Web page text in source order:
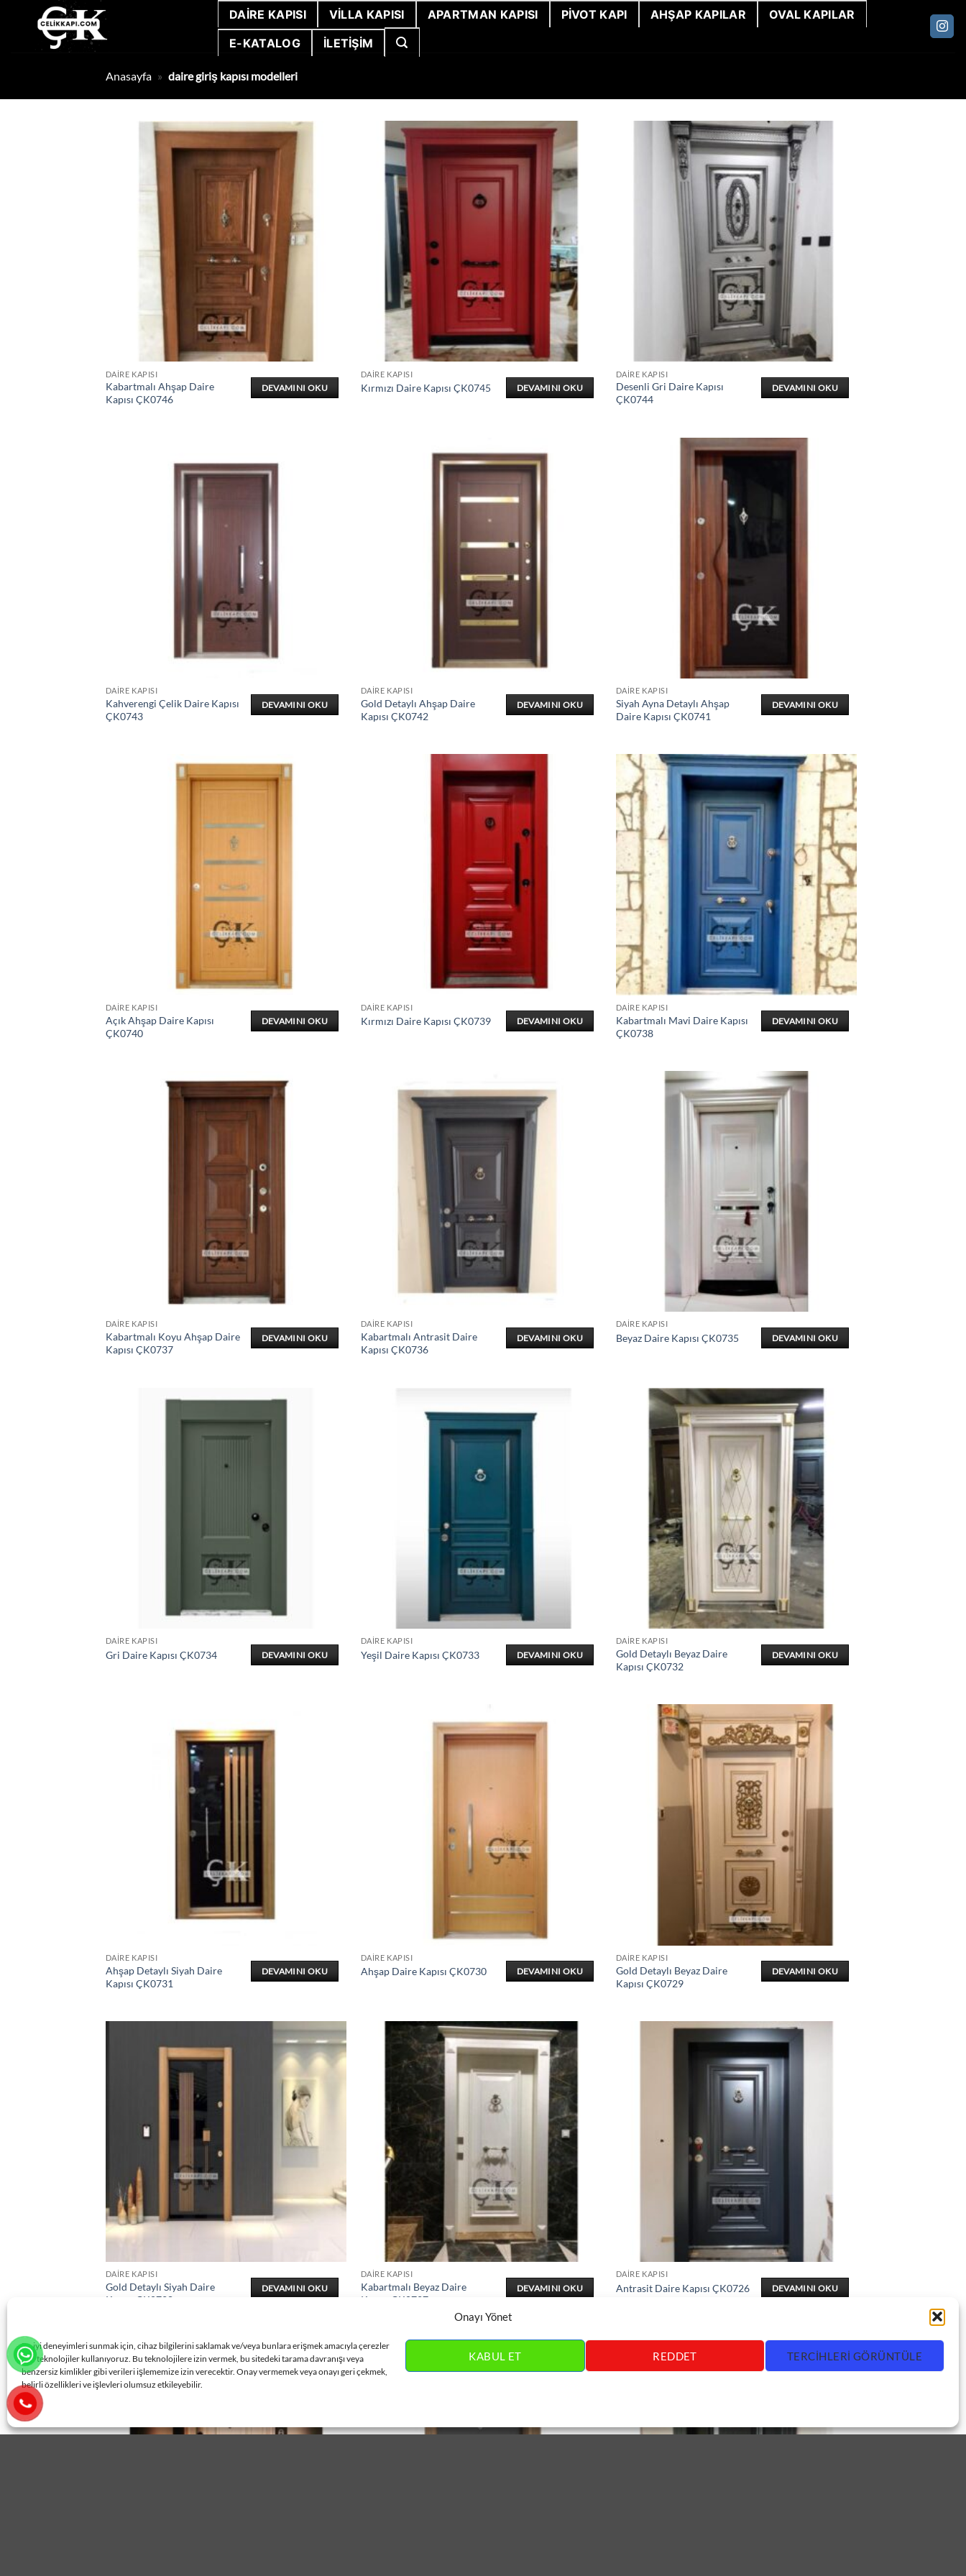
Onayı Yönet
En iyi deneyimleri sunmak için, cihaz bilgilerini saklamak ve/veya bunlara erişmek amacıyla çerezler
gibi teknolojiler kullanıyoruz. Bu teknolojilere izin vermek, bu sitedeki tarama davranışı veya
benzersiz kimlikler gibi verileri işlememize izin verecektir. Onay vermemek veya onayı geri çekmek,
belirli özellikleri ve işlevleri olumsuz etkileyebilir.
KABUL ET REDDET TERCIHLERI GÖRÜNTÜLE
DAIRE KAPISI VILLA KAPISI APARTMAN KAPISI PIVOT KAPI AHŞAP KAPILAR
OVAL KAPILAR
E-KATALOG
İLETIŞIM
Anasayfa » daire giriş kapısı modelleri
DAIRE KAPISI
Kabartmalı Ahşap Daire
Kapısı ÇK0746
DEVAMINI OKU
DAIRE KAPISI
Kırmızı Daire Kapısı ÇK0745 DEVAMINI OKU
DAIRE KAPISI
Desenli Gri Daire Kapısı
ÇK0744
DEVAMINI OKU
DAIRE KAPISI
Kahverengi Çelik Daire Kapısı
ÇK0743
DEVAMINI OKU
DAIRE KAPISI
Gold Detaylı Ahşap Daire
Kapısı ÇK0742
DEVAMINI OKU
DAIRE KAPISI
Siyah Ayna Detaylı Ahşap
Daire Kapısı ÇK0741
DEVAMINI OKU
DAIRE KAPISI
Açık Ahşap Daire Kapısı
ÇK0740
DEVAMINI OKU
DAIRE KAPISI
Kırmızı Daire Kapısı ÇK0739 DEVAMINI OKU
DAIRE KAPISI
Kabartmalı Mavi Daire Kapısı
ÇK0738
DEVAMINI OKU
DAIRE KAPISI
Kabartmalı Koyu Ahşap Daire
Kapısı ÇK0737
DEVAMINI OKU
DAIRE KAPISI
Kabartmalı Antrasit Daire
Kapısı ÇK0736
DEVAMINI OKU
DAIRE KAPISI
Beyaz Daire Kapısı ÇK0735 DEVAMINI OKU
DAIRE KAPISI
Gri Daire Kapısı ÇK0734 DEVAMINI OKU
DAIRE KAPISI
Yeşil Daire Kapısı ÇK0733 DEVAMINI OKU
DAIRE KAPISI
Gold Detaylı Beyaz Daire
Kapısı ÇK0732
DEVAMINI OKU
DAIRE KAPISI
Ahşap Detaylı Siyah Daire
Kapısı ÇK0731
DEVAMINI OKU
DAIRE KAPISI
Ahşap Daire Kapısı ÇK0730 DEVAMINI OKU
DAIRE KAPISI
Gold Detaylı Beyaz Daire
Kapısı ÇK0729
DEVAMINI OKU
DAIRE KAPISI
Gold Detaylı Siyah Daire
Kapısı ÇK0728
DEVAMINI OKU
DAIRE KAPISI
Kabartmalı Beyaz Daire
Kapısı ÇK0727
DEVAMINI OKU
DAIRE KAPISI
Antrasit Daire Kapısı ÇK0726 DEVAMINI OKU